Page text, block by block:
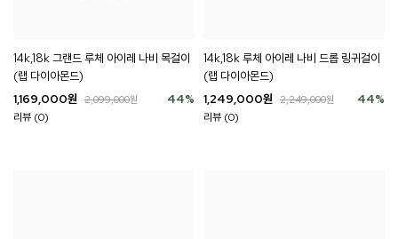
14k,18k 그랜드 루체 아이레 나비 목걸이
(랩 다이아몬드)
44%
1,169,000원 2,099,000원
리뷰 (0)
14k,18k 루체 아이레 나비 드롭 링귀걸이
(랩 다이아몬드)
44%
1,249,000원 2,249,000원
리뷰 (0)